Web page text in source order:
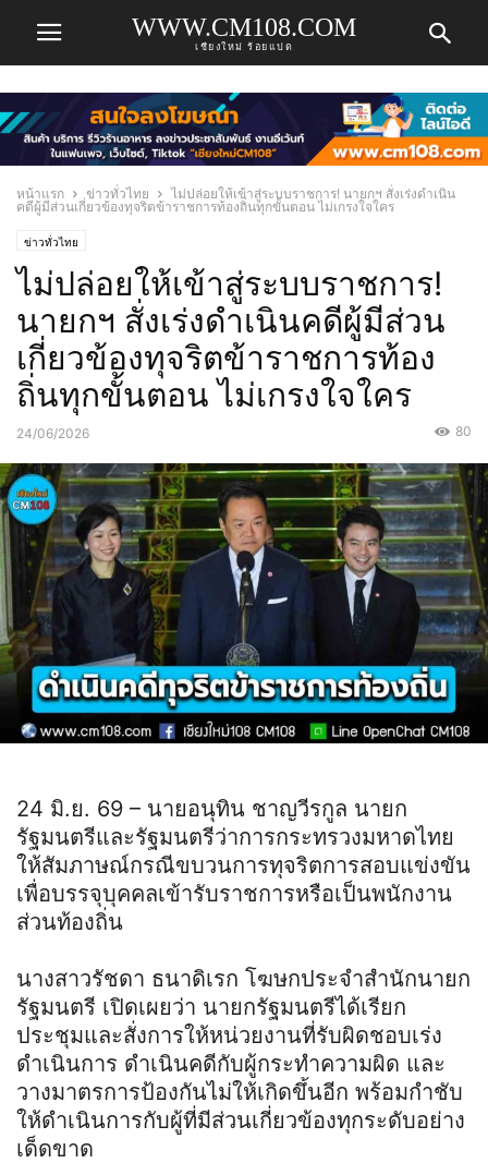
WWW.CM108.COM
เชียงใหม่ ร้อยแปด
หน้าแรก ข่าวทั่วไทย
ไม่ปล่อยให้เข้าสู่ระบบราชการ! นายกฯ สั่งเร่งดำเนิน
คดีผู้มีส่วนเกี่ยวข้องทุจริตข้าราชการท้องถิ่นทุกขั้นตอน ไม่เกรงใจใคร
ข่าวทั่วไทย
ไม่ปล่อยให้เข้าสู่ระบบราชการ!
นายกฯ สั่งเร่งดำเนินคดีผู้มีส่วน
เกี่ยวข้องทุจริตข้าราชการท้อง
ถิ่นทุกขั้นตอน ไม่เกรงใจใคร
24/06/2026 80
24 มิ.ย. 69 – นายอนุทิน ชาญวีรกูล นายก
รัฐมนตรีและรัฐมนตรีว่าการกระทรวงมหาดไทย
ให้สัมภาษณ์กรณีขบวนการทุจริตการสอบแข่งขัน
เพื่อบรรจุบุคคลเข้ารับราชการหรือเป็นพนักงาน
ส่วนท้องถิ่น
นางสาวรัชดา ธนาดิเรก โฆษกประจำสำนักนายก
รัฐมนตรี เปิดเผยว่า นายกรัฐมนตรีได้เรียก
ประชุมและสั่งการให้หน่วยงานที่รับผิดชอบเร่ง
ดำเนินการ ดำเนินคดีกับผู้กระทำความผิด และ
วางมาตรการป้องกันไม่ให้เกิดขึ้นอีก พร้อมกำชับ
ให้ดำเนินการกับผู้ที่มีส่วนเกี่ยวข้องทุกระดับอย่าง
เด็ดขาด